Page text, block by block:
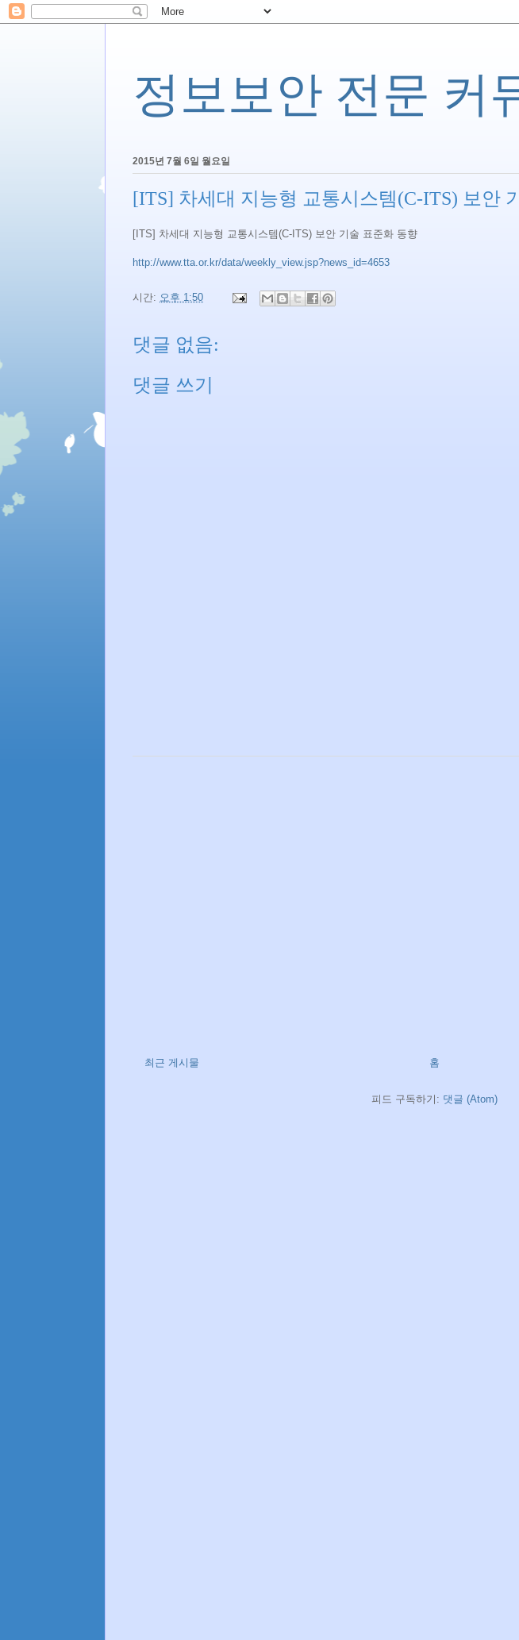
정보보안 전문 커
2015년 7월 6일 월요일
[ITS] 차세대 지능형 교통시스템(C-ITS) 보안
[ITS] 차세대 지능형 교통시스템(C-ITS) 보안 기술 표준화 동향
http://www.tta.or.kr/data/weekly_view.jsp?news_id=4653
시간: 오후 1:50
댓글 없음:
댓글 쓰기
최근 게시물 홈
피드 구독하기: 댓글 (Atom)